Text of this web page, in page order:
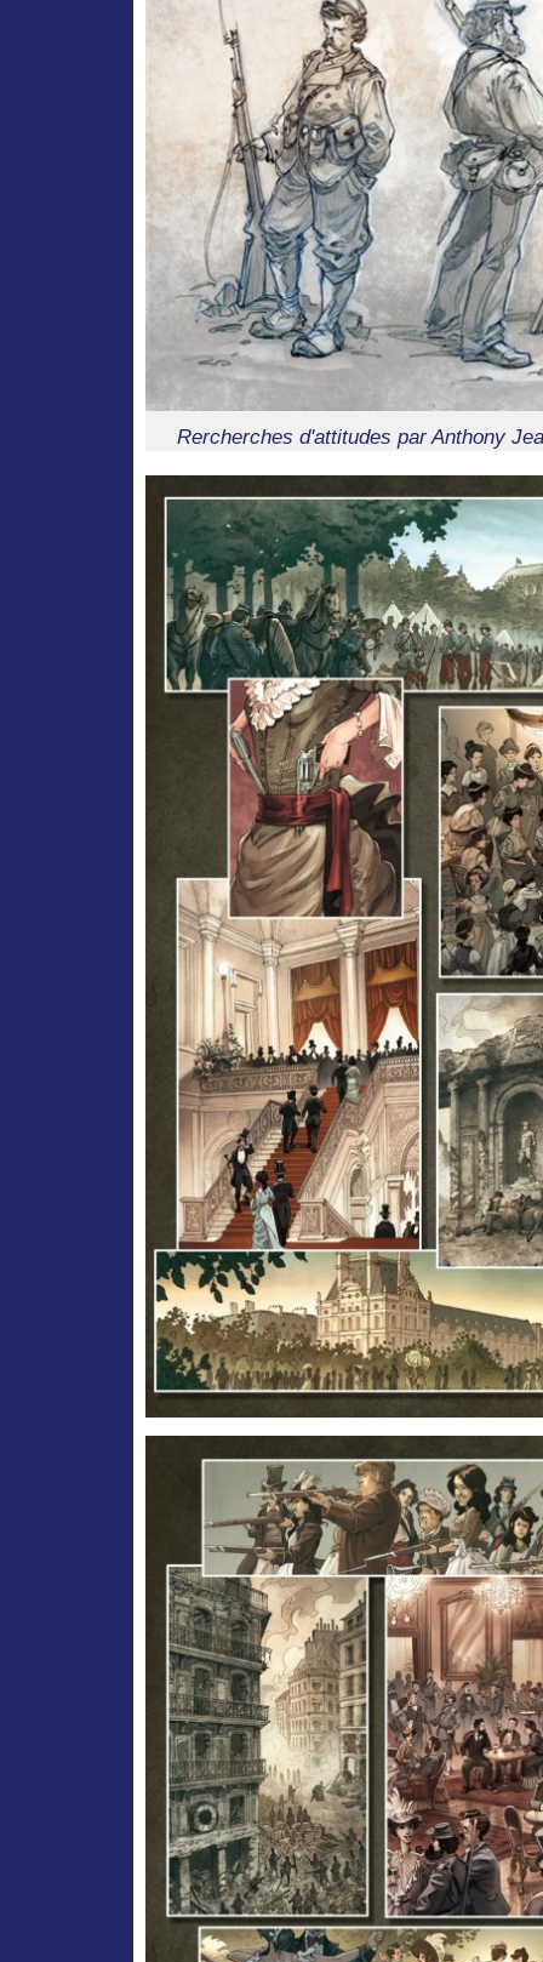
Rercherches d'attitudes par Anthony